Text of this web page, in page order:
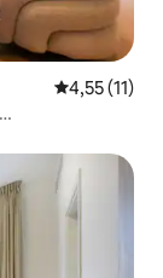
4,55 (11)